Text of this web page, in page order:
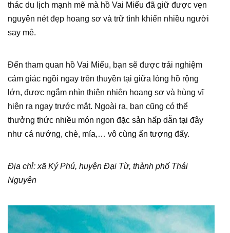
thác du lịch mạnh mẽ mà hồ Vai Miếu đã giữ được vẹn
nguyên nét đẹp hoang sơ và trữ tình khiến nhiều người
say mê.
Đến tham quan hồ Vai Miếu, bạn sẽ được trải nghiệm
cảm giác ngồi ngay trên thuyền tại giữa lòng hồ rộng
lớn, được ngắm nhìn thiên nhiên hoang sơ và hùng vĩ
hiện ra ngay trước mắt. Ngoài ra, bạn cũng có thể
thưởng thức nhiều món ngon đặc sản hấp dẫn tại đây
như cá nướng, chè, mía,… vô cùng ấn tượng đấy.
Địa chỉ: xã Ký Phú, huyện Đại Từ, thành phố Thái
Nguyên